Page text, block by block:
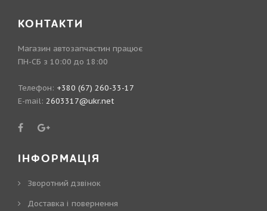
КОНТАКТИ
Магазин автозапчастин працює
ПН-СБ з 10:00 до 18:00
Телефон: +380 (67) 260-33-17
E-mail: 2603317@ukr.net
ІНФОРМАЦІЯ
Зворотний дзвінок
Доставка і повернення